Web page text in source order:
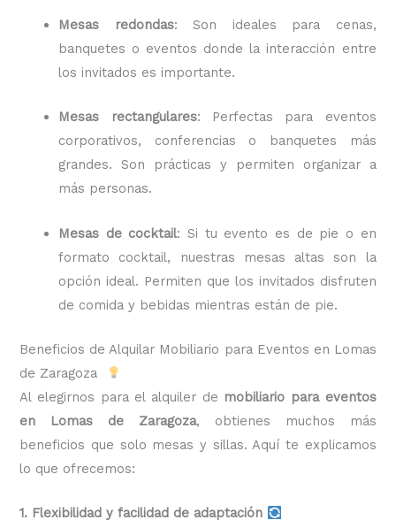
Mesas redondas: Son ideales para cenas,
banquetes o eventos donde la interacción entre
los invitados es importante.
Mesas rectangulares: Perfectas para eventos
corporativos, conferencias o banquetes más
grandes. Son prácticas y permiten organizar a
más personas.
Mesas de cocktail: Si tu evento es de pie o en
formato cocktail, nuestras mesas altas son la
opción ideal. Permiten que los invitados disfruten
de comida y bebidas mientras están de pie.
Beneficios de Alquilar Mobiliario para Eventos en Lomas
de Zaragoza
Al elegirnos para el alquiler de mobiliario para eventos
en Lomas de Zaragoza, obtienes muchos más
beneficios que solo mesas y sillas. Aquí te explicamos
lo que ofrecemos:
1. Flexibilidad y facilidad de adaptación